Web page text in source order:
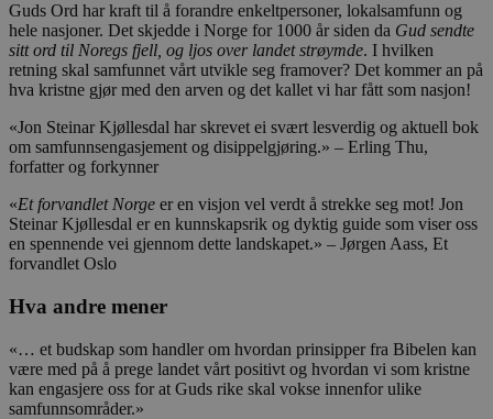
Guds Ord har kraft til å forandre enkeltpersoner, lokalsamfunn og
hele nasjoner. Det skjedde i Norge for 1000 år siden da Gud sendte
sitt ord til Noregs fjell, og ljos over landet strøymde. I hvilken
retning skal samfunnet vårt utvikle seg framover? Det kommer an på
hva kristne gjør med den arven og det kallet vi har fått som nasjon!
«Jon Steinar Kjøllesdal har skrevet ei svært lesverdig og aktuell bok
om samfunnsengasjement og disippelgjøring.» – Erling Thu,
forfatter og forkynner
«Et forvandlet Norge er en visjon vel verdt å strekke seg mot! Jon
Steinar Kjøllesdal er en kunnskapsrik og dyktig guide som viser oss
en spennende vei gjennom dette landskapet.» – Jørgen Aass, Et
forvandlet Oslo
Hva andre mener
«… et budskap som handler om hvordan prinsipper fra Bibelen kan
være med på å prege landet vårt positivt og hvordan vi som kristne
kan engasjere oss for at Guds rike skal vokse innenfor ulike
samfunnsområder.»